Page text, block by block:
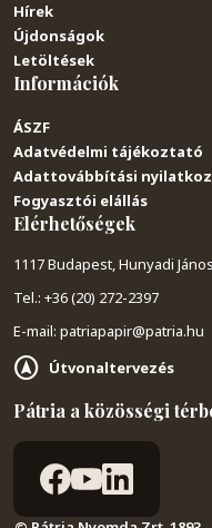
Hírek
Újdonságok
Letöltések
Információk
ÁSZF
Adatvédelmi tájékoztató
Adattovábbítási
Fogyasztói elállás
Elérhetőségek
1117 Budapest, Hunyadi
Tel.: +36 (20) 272-2397
E-mail: patriapapir@patria.hu
Útvonaltervezés
Pátria a közösségi